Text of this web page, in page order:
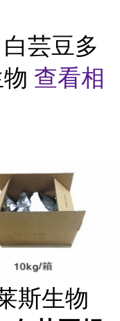
芸豆多
查看相
斯生物